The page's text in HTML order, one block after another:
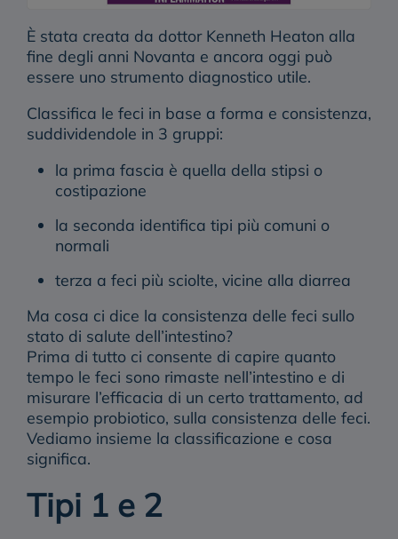
È stata creata da dottor Kenneth Heaton alla
fine degli anni Novanta e ancora oggi può
essere uno strumento diagnostico utile.
Classifica le feci in base a forma e consistenza,
suddividendole in 3 gruppi:
la prima fascia è quella della stipsi o
costipazione
la seconda identifica tipi più comuni o
normali
terza a feci più sciolte, vicine alla diarrea
Ma cosa ci dice la consistenza delle feci sullo
stato di salute dell’intestino?
Prima di tutto ci consente di capire quanto
tempo le feci sono rimaste nell’intestino e di
misurare l’efficacia di un certo trattamento, ad
esempio probiotico, sulla consistenza delle feci.
Vediamo insieme la classificazione e cosa
significa.
Tipi 1 e 2